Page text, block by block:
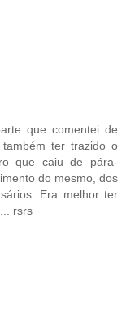
que comentei de
ter trazido o
que caiu de pára-
do mesmo, dos
Era melhor ter
rsrs